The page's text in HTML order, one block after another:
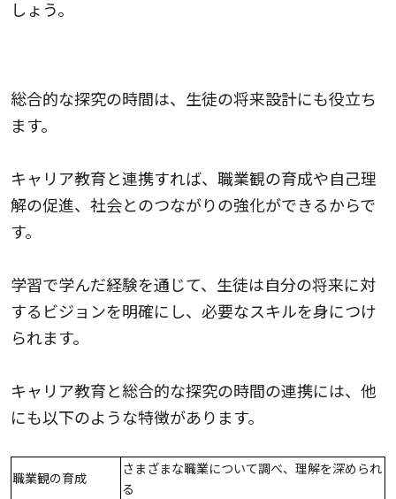
しょう。
総合的な探究の時間は、生徒の将来設計にも役立ち
ます。
キャリア教育と連携すれば、職業観の育成や自己理
解の促進、社会とのつながりの強化ができるからで
す。
学習で学んだ経験を通じて、生徒は自分の将来に対
するビジョンを明確にし、必要なスキルを身につけ
られます。
キャリア教育と総合的な探究の時間の連携には、他
にも以下のような特徴があります。
職業観の育成
さまざまな職業について調べ、理解を深められ
る